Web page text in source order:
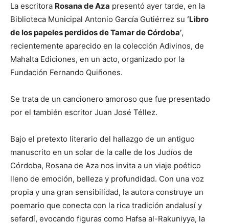
La escritora Rosana de Aza presentó ayer tarde, en la
Biblioteca Municipal Antonio García Gutiérrez su ‘Libro
de los papeles perdidos de Tamar de Córdoba’,
recientemente aparecido en la colección Adivinos, de
Mahalta Ediciones, en un acto, organizado por la
Fundación Fernando Quiñones.
Se trata de un cancionero amoroso que fue presentado
por el también escritor Juan José Téllez.
Bajo el pretexto literario del hallazgo de un antiguo
manuscrito en un solar de la calle de los Judíos de
Córdoba, Rosana de Aza nos invita a un viaje poético
lleno de emoción, belleza y profundidad. Con una voz
propia y una gran sensibilidad, la autora construye un
poemario que conecta con la rica tradición andalusí y
sefardí, evocando figuras como Hafsa al-Rakuniyya, la